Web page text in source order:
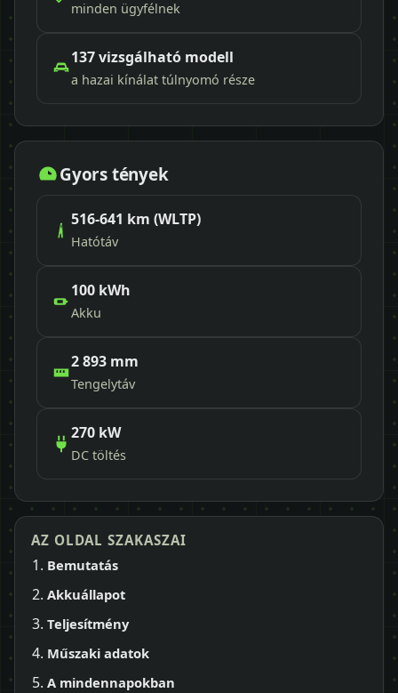
minden ügyfélnek
137 vizsgálható modell
a hazai kínálat túlnyomó része
Gyors tények
516-641 km (WLTP)
Hatótáv
100 kWh
Akku
2 893 mm
Tengelytáv
270 kW
DC töltés
AZ OLDAL SZAKASZAI
Bemutatás
Akkuállapot
Teljesítmény
Műszaki adatok
A mindennapokban